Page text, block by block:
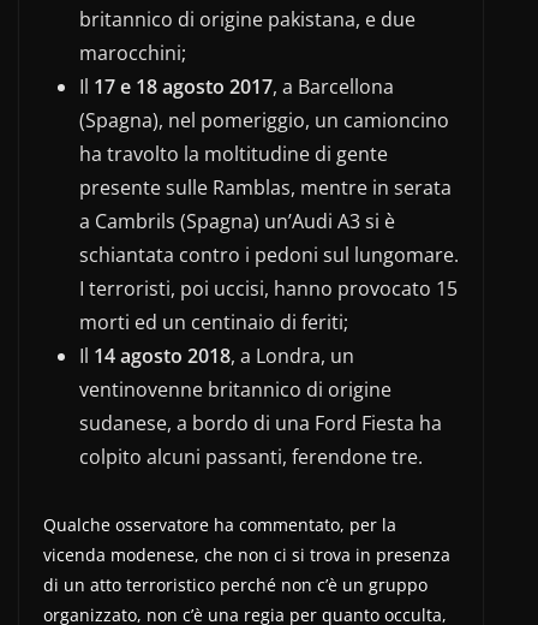
britannico di origine pakistana, e due
marocchini;
Il 17 e 18 agosto 2017, a Barcellona
(Spagna), nel pomeriggio, un camioncino
ha travolto la moltitudine di gente
presente sulle Ramblas, mentre in serata
a Cambrils (Spagna) un’Audi A3 si è
schiantata contro i pedoni sul lungomare.
I terroristi, poi uccisi, hanno provocato 15
morti ed un centinaio di feriti;
Il 14 agosto 2018, a Londra, un
ventinovenne britannico di origine
sudanese, a bordo di una Ford Fiesta ha
colpito alcuni passanti, ferendone tre.
Qualche osservatore ha commentato, per la
vicenda modenese, che non ci si trova in presenza
di un atto terroristico perché non c’è un gruppo
organizzato, non c’è una regia per quanto occulta,